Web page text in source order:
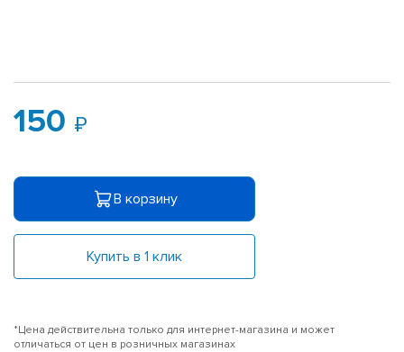
150
В корзину
Купить в 1 клик
*Цена действительна только для интернет-магазина и может
отличаться от цен в розничных магазинах